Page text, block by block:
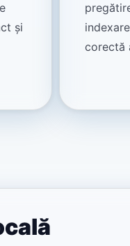
și
corectă